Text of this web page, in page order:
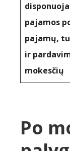
pajamos
pajamų,
ir
mokesčių
Po